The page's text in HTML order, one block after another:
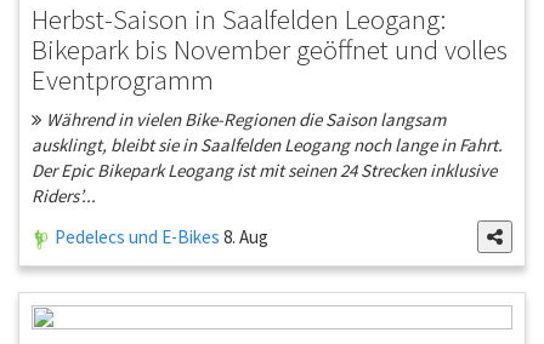
Herbst-Saison in Saalfelden Leogang:
Bikepark bis November geöffnet und volles
Eventprogramm
Während in vielen Bike-Regionen die Saison langsam
ausklingt, bleibt sie in Saalfelden Leogang noch lange in Fahrt.
Der Epic Bikepark Leogang ist mit seinen 24 Strecken inklusive
Riders’...
Pedelecs und E-Bikes 8. Aug